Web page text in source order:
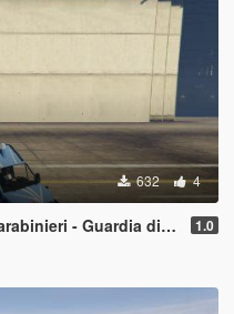
632 4
- Guardia di Finanza 1.0